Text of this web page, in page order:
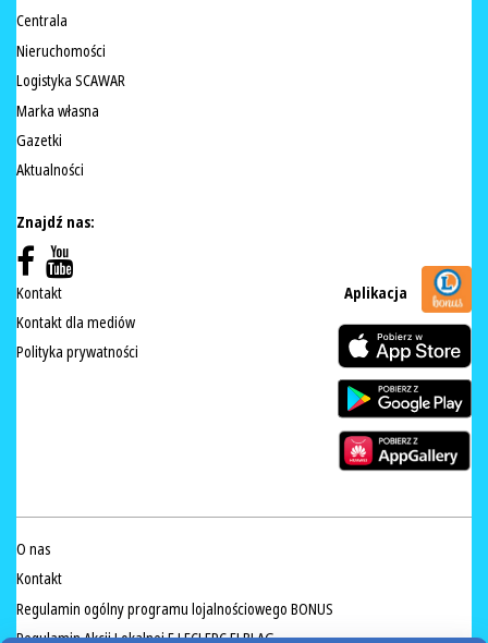
Centrala
Nieruchomości
Logistyka SCAWAR
Marka własna
Gazetki
Aktualności
Znajdź nas:
Kontakt
Kontakt dla mediów
Polityka prywatności
Aplikacja
O nas
Kontakt
Regulamin ogólny programu lojalnościowego BONUS
Regulamin Akcji Lokalnej E.LECLERC ELBLĄG